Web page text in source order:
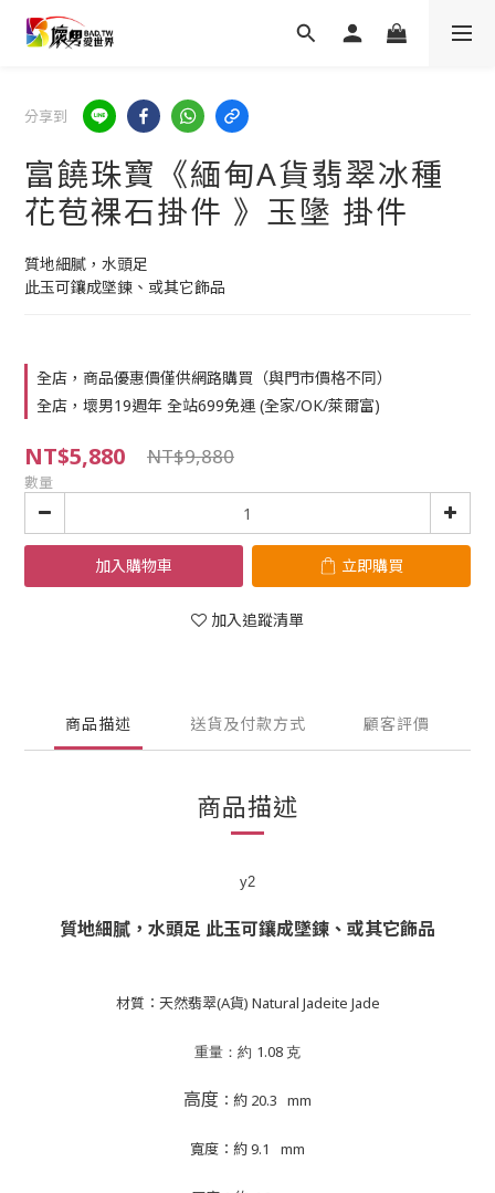
分享到
富饒珠寶《緬甸A貨翡翠冰種
花苞裸石掛件 》玉墬 掛件
質地細膩，水頭足
此玉可鑲成墜鍊、或其它飾品
全店，商品優惠價僅供網路購買（與門市價格不同）
全店，壞男19週年 全站699免運 (全家/OK/萊爾富)
NT$5,880 NT$9,880
數量
加入購物車 立即購買
加入追蹤清單
商品描述 送貨及付款方式 顧客評價
商品描述
y2
質地細膩，水頭足 此玉可鑲成墜鍊、或其它飾品
材質：天然翡翠(A貨) Natural Jadeite Jade
重量：約 1.08 克
高度 ：約 20.3 mm
寬度：約 9.1 mm